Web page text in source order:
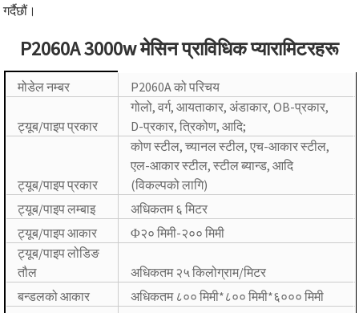
गर्दैछौं।
P2060A 3000w मेसिन प्राविधिक प्यारामिटरहरू
मोडेल नम्बर P2060A को परिचय
ट्यूब/पाइप प्रकार
गोलो, वर्ग, आयताकार, अंडाकार, OB-प्रकार,
D-प्रकार, त्रिकोण, आदि;
ट्यूब/पाइप प्रकार
कोण स्टील, च्यानल स्टील, एच-आकार स्टील,
एल-आकार स्टील, स्टील ब्यान्ड, आदि
(विकल्पको लागि)
ट्यूब/पाइप लम्बाइ
अधिकतम ६ मिटर
ट्यूब/पाइप आकार
Φ२० मिमी-२०० मिमी
ट्यूब/पाइप लोडिङ
तौल
अधिकतम २५ किलोग्राम/मिटर
बन्डलको आकार
अधिकतम ८०० मिमी*८०० मिमी*६००० मिमी